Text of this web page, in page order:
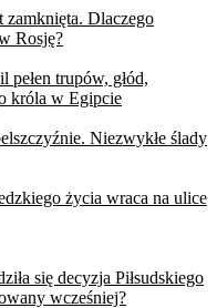
zamknięta. Dlaczego
Rosję?
trupów, głód,
króla w Egipcie
Niezwykłe ślady
życia wraca na ulice
się decyzja Piłsudskiego
wcześniej?